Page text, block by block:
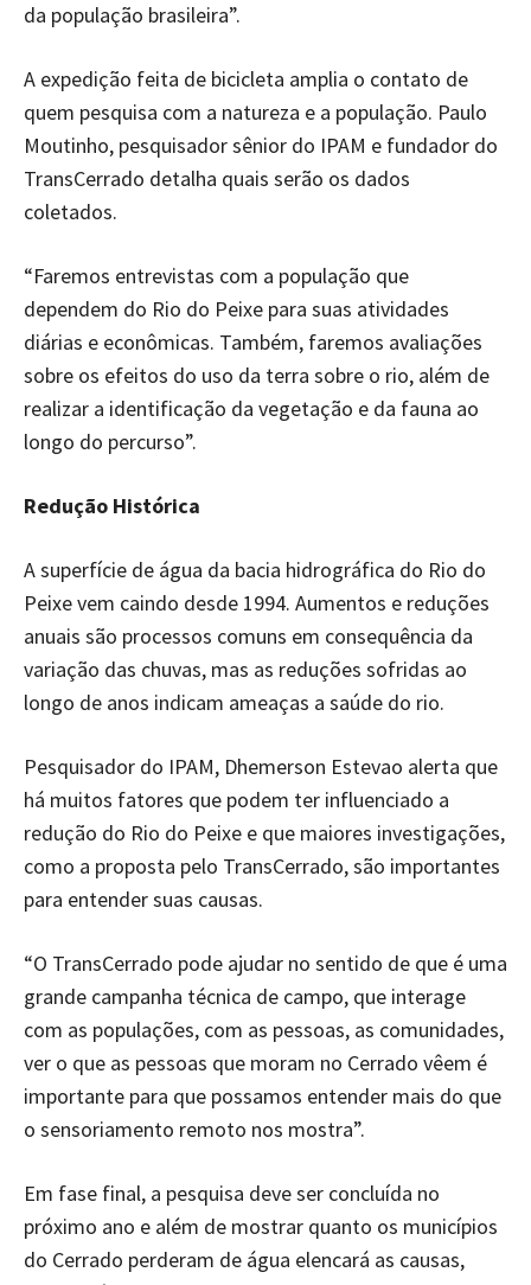
da população brasileira”.
A expedição feita de bicicleta amplia o contato de
quem pesquisa com a natureza e a população. Paulo
Moutinho, pesquisador sênior do IPAM e fundador do
TransCerrado detalha quais serão os dados
coletados.
“Faremos entrevistas com a população que
dependem do Rio do Peixe para suas atividades
diárias e econômicas. Também, faremos avaliações
sobre os efeitos do uso da terra sobre o rio, além de
realizar a identificação da vegetação e da fauna ao
longo do percurso”.
Redução Histórica
A superfície de água da bacia hidrográfica do Rio do
Peixe vem caindo desde 1994. Aumentos e reduções
anuais são processos comuns em consequência da
variação das chuvas, mas as reduções sofridas ao
longo de anos indicam ameaças a saúde do rio.
Pesquisador do IPAM, Dhemerson Estevao alerta que
há muitos fatores que podem ter influenciado a
redução do Rio do Peixe e que maiores investigações,
como a proposta pelo TransCerrado, são importantes
para entender suas causas.
“O TransCerrado pode ajudar no sentido de que é uma
grande campanha técnica de campo, que interage
com as populações, com as pessoas, as comunidades,
ver o que as pessoas que moram no Cerrado vêem é
importante para que possamos entender mais do que
o sensoriamento remoto nos mostra”.
Em fase final, a pesquisa deve ser concluída no
próximo ano e além de mostrar quanto os municípios
do Cerrado perderam de água elencará as causas,